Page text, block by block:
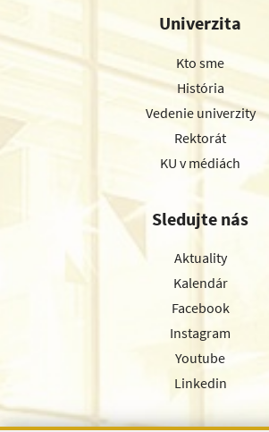
Univerzita
Kto sme
História
Vedenie univerzity
Rektorát
KU v médiách
Sledujte nás
Aktuality
Kalendár
Facebook
Instagram
Youtube
Linkedin